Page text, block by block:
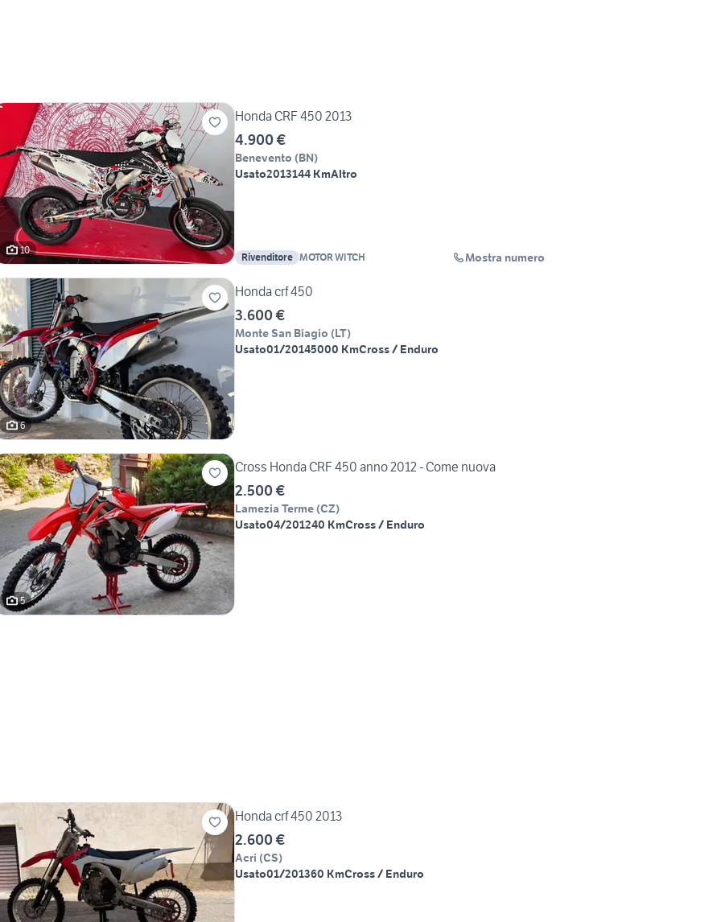
10
Honda CRF 450 2013
4.900 €
Benevento (BN)
Usato2013144 KmAltro
Rivenditore MOTOR WITCH Mostra numero
6
Honda crf 450
3.600 €
Monte San Biagio (LT)
Usato01/20145000 KmCross / Enduro
5
Cross Honda CRF 450 anno 2012 - Come nuova
2.500 €
Lamezia Terme (CZ)
Usato04/201240 KmCross / Enduro
Honda crf 450 2013
2.600 €
Acri (CS)
Usato01/201360 KmCross / Enduro